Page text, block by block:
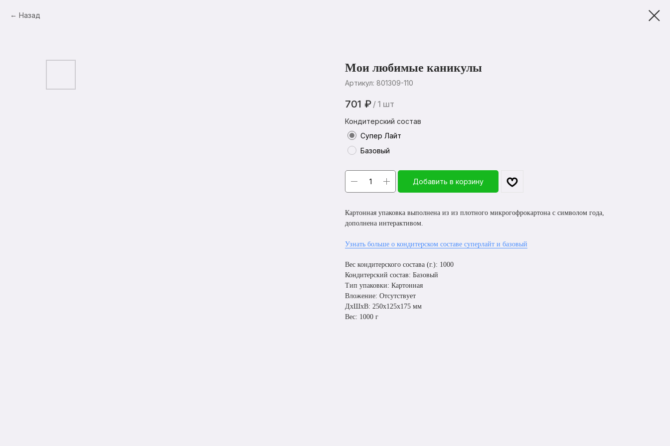
Назад
Мои любимые каникулы
Артикул: 801309-110
701 ₽ / 1 шт
Кондитерский состав
Супер Лайт
Базовый
Добавить в корзину
Картонная упаковка выполнена из из плотного микрогофрокартона с символом года,
дополнена интерактивом.
Узнать больше о кондитерском составе суперлайт и базовый
Вес кондитерского состава (г.): 1000
Кондитерский состав: Базовый
Тип упаковки: Картонная
Вложение: Отсутствует
ДxШxВ: 250x125x175 мм
Вес: 1000 г